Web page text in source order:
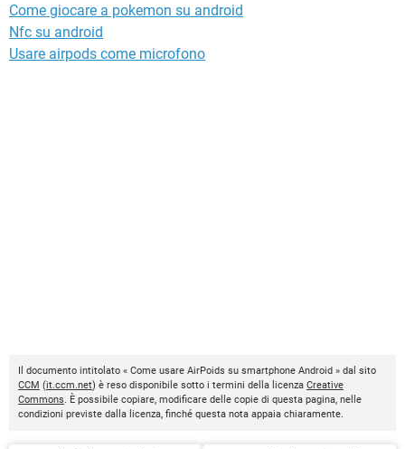
Come giocare a pokemon su android
Nfc su android
Usare airpods come microfono
Il documento intitolato « Come usare AirPoids su smartphone Android » dal sito
CCM (it.ccm.net) è reso disponibile sotto i termini della licenza Creative
Commons . È possibile copiare, modificare delle copie di questa pagina, nelle
condizioni previste dalla licenza, finché questa nota appaia chiaramente.